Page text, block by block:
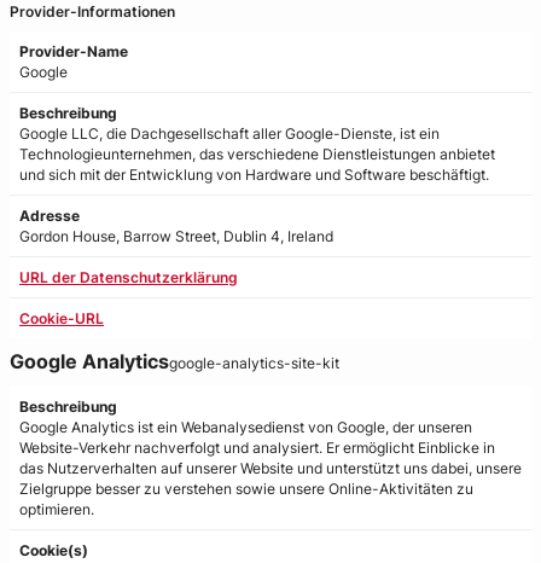
Provider-Informationen
Provider-Name
Google
Beschreibung
Google LLC, die Dachgesellschaft aller Google-Dienste, ist ein
Technologieunternehmen, das verschiedene Dienstleistungen anbietet
und sich mit der Entwicklung von Hardware und Software beschäftigt.
Adresse
Gordon House, Barrow Street, Dublin 4, Ireland
URL der Datenschutzerklärung
Cookie-URL
Google Analyticsgoogle-analytics-site-kit
Beschreibung
Google Analytics ist ein Webanalysedienst von Google, der unseren
Website-Verkehr nachverfolgt und analysiert. Er ermöglicht Einblicke in
das Nutzerverhalten auf unserer Website und unterstützt uns dabei, unsere
Zielgruppe besser zu verstehen sowie unsere Online-Aktivitäten zu
optimieren.
Cookie(s)